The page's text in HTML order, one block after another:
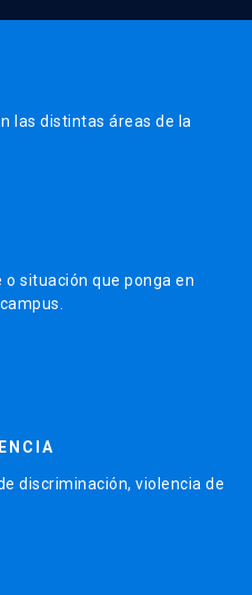
las distintas áreas de la
situación que ponga en
discriminación, violencia de